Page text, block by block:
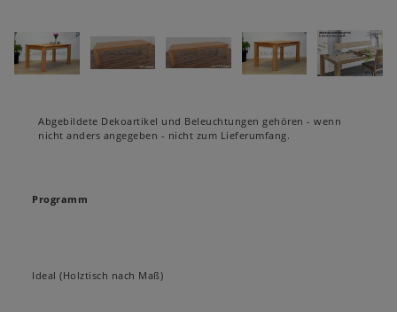
Abgebildete Dekoartikel und Beleuchtungen gehören - wenn
nicht anders angegeben - nicht zum Lieferumfang.
Programm
Ideal (Holztisch nach Maß)